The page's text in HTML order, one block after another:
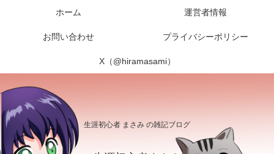
生涯初心者 まさみ の雑記ブログ
ホーム 運営者情報
お問い合わせ プライバシーポリシー
X（@hiramasami）